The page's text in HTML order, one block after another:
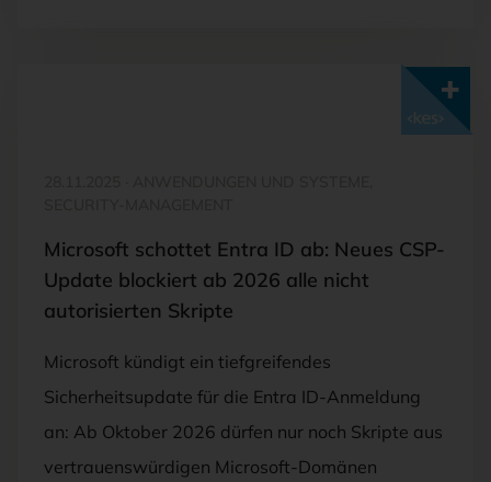
Microsoft schottet Entra ID ab: Neues CSP-
Update blockiert ab 2026 alle nicht
autorisierten Skripte
Microsoft kündigt ein tiefgreifendes
Sicherheitsupdate für die Entra ID-Anmeldung
an: Ab Oktober 2026 dürfen nur noch Skripte aus
vertrauenswürdigen Microsoft-Domänen